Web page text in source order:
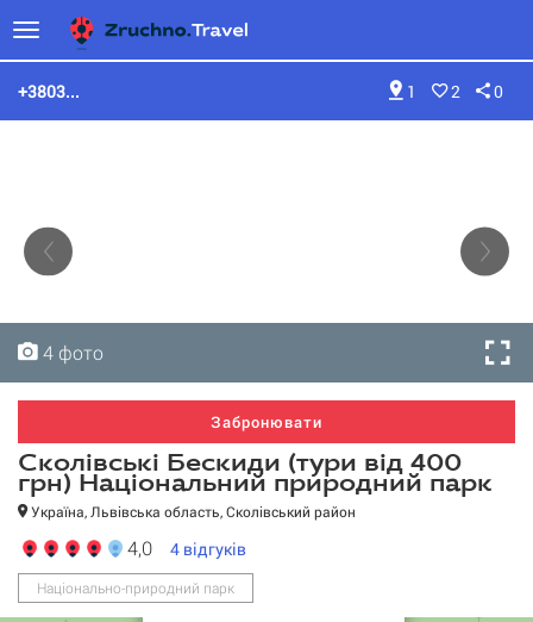
1 2 0
+3803...
4 фото
4 фото
4 фото
4 фото
Забронювати
Сколівські Бескиди (тури від 400
грн) Національний природний парк
Україна, Львівська область, Сколівський район
4,0 4 відгуків
Національно-природний парк
Сколівські Бескиди (тури
від 400 грн)
Національний
природний парк